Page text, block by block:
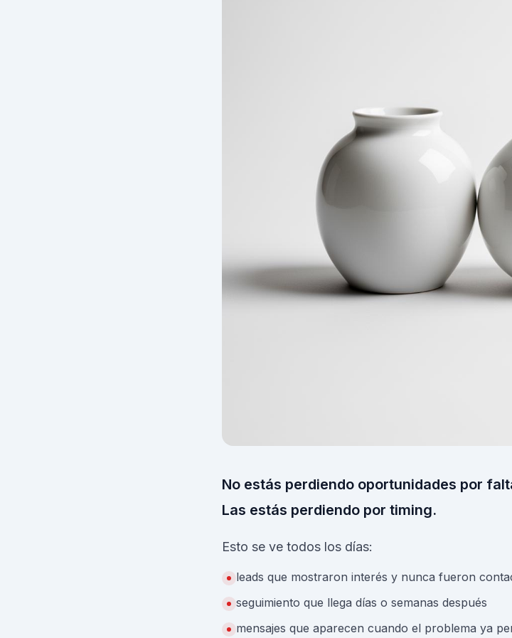
No estás perdiendo oportunidades por
Las estás perdiendo por timing.
Esto se ve todos los días:
leads que mostraron interés y nunca fueron
seguimiento que llega días o semanas después
mensajes que aparecen cuando el problema ya